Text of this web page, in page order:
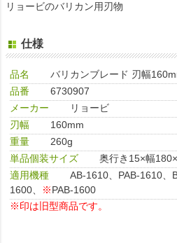
リョービのバリカン用刃物
仕様
品名
バリカンブレード 刃幅
品番
6730907
メーカー
リョービ
刃幅
160mm
重量
260g
単品個装サイズ
奥行き15×幅
適用機種
AB-1610、PAB-1610、
1600、
※PAB-1600
※印は旧型商品です。